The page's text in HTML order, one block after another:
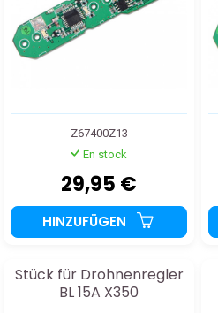
Z67400Z13
En stock
29,95 €
HINZUFÜGEN
Stück für Drohnenregler
BL 15A X350